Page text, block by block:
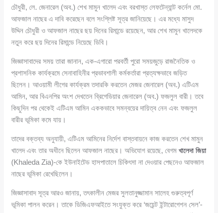
চৌধুরী, লে. জেনারেল (অব.) শেখ মামুন খালেদ এবং বরখাস্ত লেফটেন্যান্ট কর্নেল মো.
আফজাল নাছের এ দাবি করেছেন বলে সংশ্লিষ্ট সূত্র জানিয়েছে। এর মধ্যে মাসুদ
উদ্দিন চৌধুরী ও আফজাল নাছের ছয় দিনের রিমান্ডে রয়েছেন, আর শেখ মামুন খালেদকে
নতুন করে ছয় দিনের রিমান্ডে নিয়েছে ডিবি।
জিজ্ঞাসাবাদের সময় তারা জানান, এক-এগারো পরবর্তী পুরো সময়জুড়ে রাজনৈতিক ও
প্রশাসনিক কার্যক্রমে সেনাবাহিনীর প্রভাবশালী কর্মকর্তারা প্রত্যক্ষভাবে জড়িত
ছিলেন। আওয়ামী লীগের কার্যক্রম তদারকি করতেন মেজর জেনারেল (অব.) এটিএম
আমিন, আর বিএনপির অংশ দেখতেন ব্রিগেডিয়ার জেনারেল (অব.) ফজলুল বারী। তবে
কিছুদিন পর থেকেই এটিএম আমিন এককভাবে সমন্বয়ের দায়িত্ব নেন এবং ফজলুল
বারীর ভূমিকা কমে যায়।
তাদের বক্তব্য অনুযায়ী, এটিএম আমিনের নির্দেশ বাস্তবায়নে কাজ করতেন শেখ মামুন
খালেদ এবং তার অধীনে ছিলেন আফজাল নাছের। অভিযোগ রয়েছে, বেগমখালেদা জিয়া
(Khaleda Zia)-কে ইউনাইটেড হাসপাতালে চিকিৎসা না দেওয়ার পেছনেও আফজাল
নাছের ভূমিকা রেখেছিলেন।
জিজ্ঞাসাবাদ সূত্র আরও জানায়, তৎকালীন মেজর সুলতানুজ্জামান সালেহ গুরুত্বপূর্ণ
ভূমিকা পালন করেন। তাকে ডিজিএফআইতে সংযুক্ত করে ‘জয়েন্ট ইন্টারোগেশন সেল’-